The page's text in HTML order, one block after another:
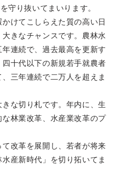
守り抜いてまいります。
けてこしらえた質の高い日
きなチャンスです。農林水
連続で、過去最高を更新す
十代以下の新規若手就農者
三年連続で二万人を超えま
な切り札です。年内に、生
林業改革、水産業改革のプ
改革を展開し、若者が将来
産新時代」を切り拓いてま